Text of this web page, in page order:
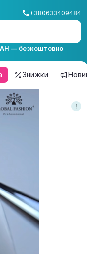
+380633409484
— безкоштовно
Знижки